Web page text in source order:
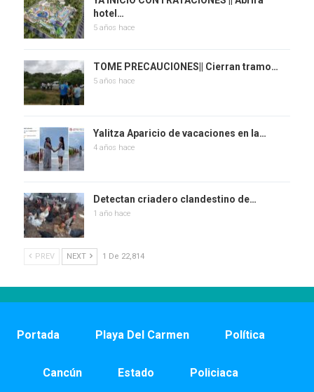
hotel…
5 años hace
TOME PRECAUCIONES|| Cierran tramo…
5 años hace
Yalitza Aparicio de vacaciones en la…
4 años hace
Detectan criadero clandestino de…
1 año hace
PREV NEXT 1 De 22,814
Portada Playa Del Carmen Política
Cancún Estado Policiaca